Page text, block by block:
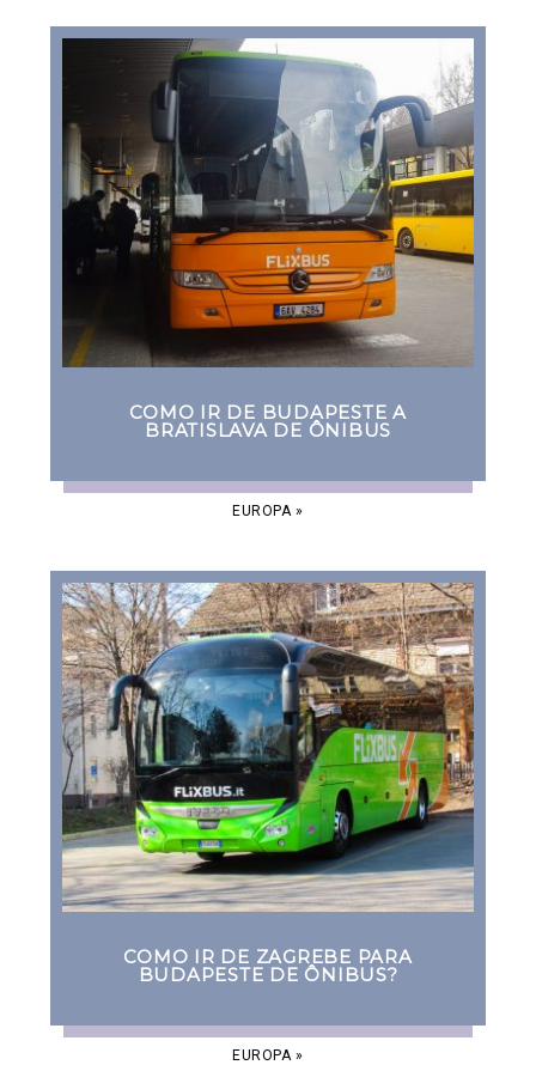
COMO IR DE BUDAPESTE A
BRATISLAVA DE ÔNIBUS
EUROPA»
COMO IR DE ZAGREBE PARA
BUDAPESTE DE ÔNIBUS?
EUROPA»